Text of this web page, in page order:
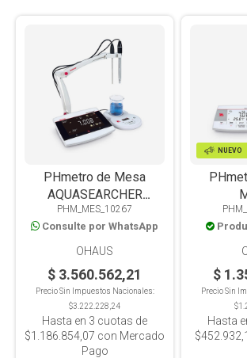
PHmetro de Mesa
AQUASEARCHER
AB41PH-F, pH Y Temp,
Agitador compacto
PHM_MES_10267
Consulte por WhatsApp
OHAUS
$ 3.560.562,21
Precio Sin Impuestos Nacionales:
$3.222.228,24
Hasta en 3 cuotas de
$1.186.854,07 con Mercado
Pago
NUEVO
$
Precio Sin
Hasta